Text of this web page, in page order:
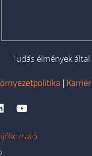
Tudás élmények által
| Karrier